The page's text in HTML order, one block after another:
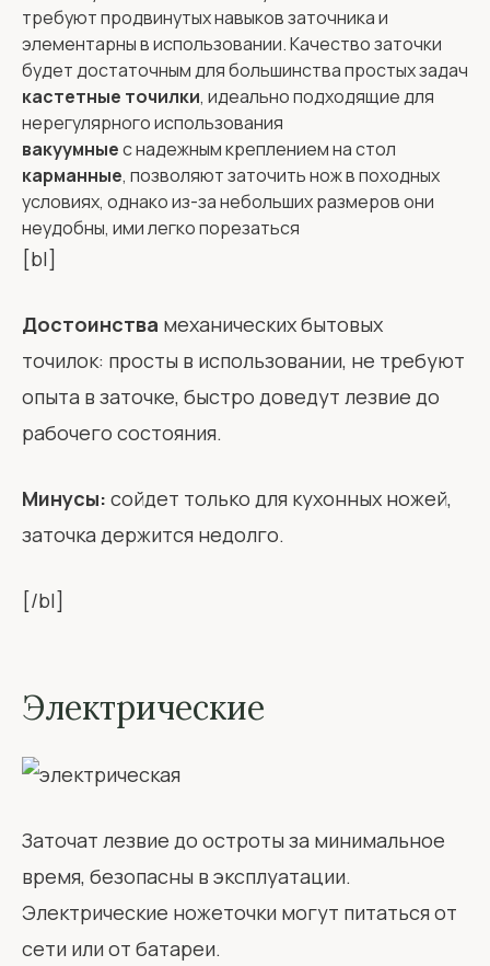
требуют продвинутых навыков заточника и
элементарны в использовании. Качество заточки
будет достаточным для большинства простых задач
кастетные точилки, идеально подходящие для
нерегулярного использования
вакуумныес надежным креплением на стол
карманные, позволяют заточить нож в походных
условиях, однако из-за небольших размеров они
неудобны, ими легко порезаться
[bl]
Достоинства механических бытовых
точилок: просты в использовании, не требуют
опыта в заточке, быстро доведут лезвие до
рабочего состояния.
Минусы: сойдет только для кухонных ножей,
заточка держится недолго.
[/bl]
Электрические
Заточат лезвие до остроты за минимальное
время, безопасны в эксплуатации.
Электрические ножеточки могут питаться от
сети или от батареи.